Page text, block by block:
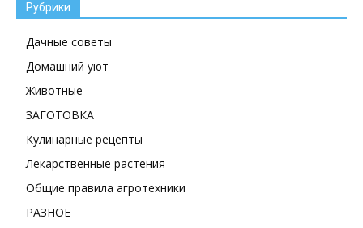
Рубрики
Дачные советы
Домашний уют
Животные
ЗАГОТОВКА
Кулинарные рецепты
Лекарственные растения
Общие правила агротехники
РАЗНОЕ